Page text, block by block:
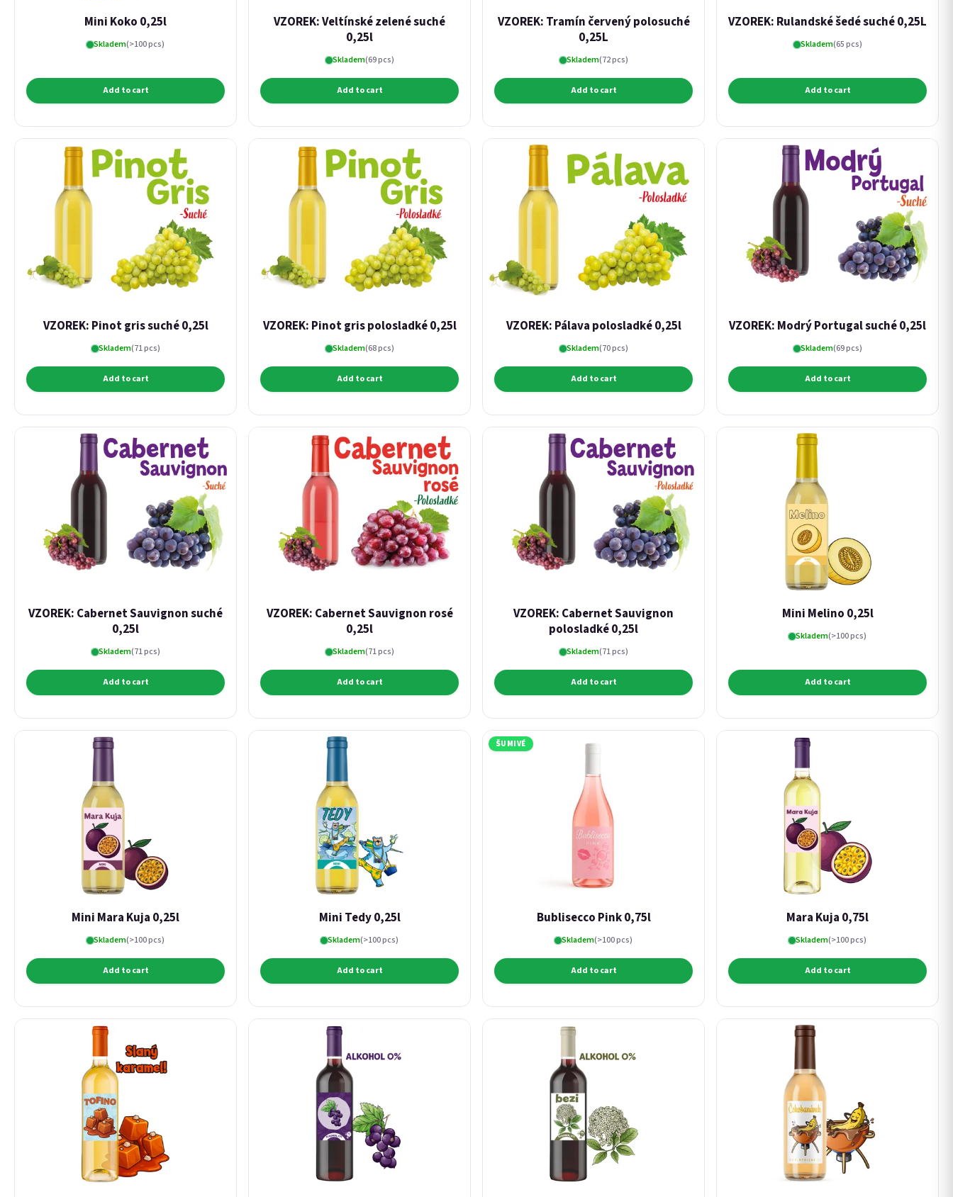
Mini Koko 0,25l
Skladem(>100 pcs)
Add to cart
VZOREK: Veltínské zelené suché
0,25l
Skladem(69 pcs)
Add to cart
VZOREK: Tramín červený polosuché
0,25L
Skladem(72 pcs)
Add to cart
VZOREK: Rulandské šedé suché 0,25L
Skladem(65 pcs)
Add to cart
VZOREK: Pinot gris suché 0,25l
Skladem(71 pcs)
Add to cart
VZOREK: Pinot gris polosladké 0,25l
Skladem(68 pcs)
Add to cart
VZOREK: Pálava polosladké 0,25l
Skladem(70 pcs)
Add to cart
VZOREK: Modrý Portugal suché 0,25l
Skladem(69 pcs)
Add to cart
VZOREK: Cabernet Sauvignon suché
0,25l
Skladem(71 pcs)
Add to cart
VZOREK: Cabernet Sauvignon rosé
0,25l
Skladem(71 pcs)
Add to cart
VZOREK: Cabernet Sauvignon
polosladké 0,25l
Skladem(71 pcs)
Add to cart
Mini Melino 0,25l
Skladem(>100 pcs)
Add to cart
Mini Mara Kuja 0,25l
Skladem(>100 pcs)
Add to cart
Mini Tedy 0,25l
Skladem(>100 pcs)
Add to cart
ŠUMIVÉ
Bublisecco Pink 0,75l
Skladem(>100 pcs)
Add to cart
Mara Kuja 0,75l
Skladem(>100 pcs)
Add to cart